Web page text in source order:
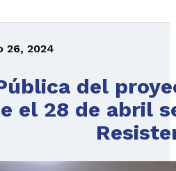
26, 2024
del
el 28 de abril